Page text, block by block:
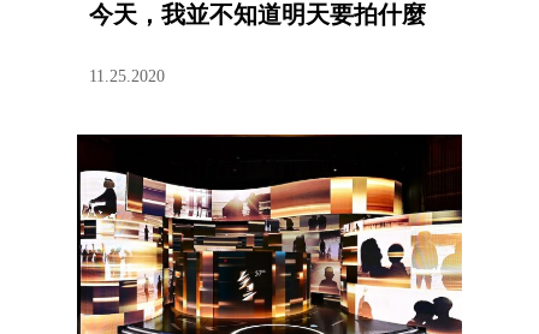
今天，我並不知道明天要拍什麼
11.25.2020